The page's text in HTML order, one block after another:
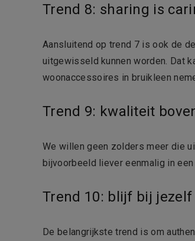
Trend 8: sharing is
Aansluitend op trend 7 is ook de
uitgewisseld kunnen worden. Dat
woonaccessoires in bruikleen
Trend 9: kwaliteit
We willen geen zolders meer die
bijvoorbeeld liever eenmalig in een
Trend 10: blijf bij jezelf
De belangrijkste trend is om